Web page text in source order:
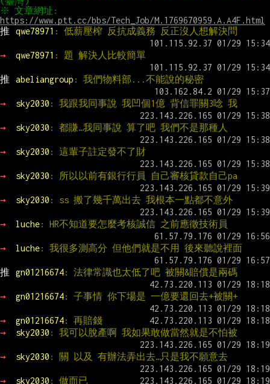
https://www.ptt.cc/bbs/Tech_Job/M.1769670959.A.A4F.html
推
qwe78971 : 低薪壓榨 反抗成義務 反正沒人想解決問
→ qwe78971 : 題 解決人比較簡單
推 abeliangroup : 我們物料部...不能說的秘密
→ sky2030 : 我跟我同事說 我凹個1億 背信罪關3唸 我
→ sky2030 : 都賺…我同事說 算了吧 我們不是那種人
→ sky2030 : 這輩子註定發不了財
→ sky2030 : 所以以前有銀行行員 自己審核貸款自己pa
→ sky2030 : ss 搬了幾千萬出去 我根本一點都不意外
→ luche: HR不知道要怎麼考核誠信 之前應徵技術員
→ luche: 我很多測高分 但他們就是不用 後來聽說裡面
推 gn01216674: 法律常識也太低了吧 被關&賠償是兩碼
→ gn01216674: 子事情 你下場是 一億要還回去+被關+
→ gn01216674: 再賠錢
→
sky2030 : 我可以脫產啊 我如果敢做當然就是不怕被
→ sky2030 : 關 以及 有辦法弄出去…只是我不願意去
→ sky2030 : 做而已